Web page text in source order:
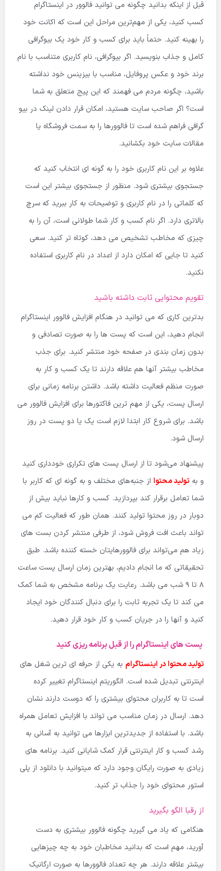
قبل از اینکه بدانید چگونه می توانید فالوور در اینستاگرام
کسب کنید، یکی از مهم‌ترین مراحل این است که اکانت خود
را بهینه کنید. حتماً باید برای کسب و کار خود یک بیوگرافی
کامل و جذاب بنویسید. اگر بیوگرافی، نام کاربری متناسب با نام
برند خود و عکس پروفایل، مناسب با بیزینس خود نداشته
باشید، چگونه مردم می فهمند که این پیج متعلق به شما
است؟ اگر صاحب سایت هستید، امکان قرار دادن لینک در بیو
گرافی فراهم شده است تا فالوورها را به سمت فروشگاه یا
مقالات سایت خود بکشانید.
علاوه بر این نام کاربری خود را به گونه ای انتخاب کنید که
جستجوی بیشتری شود. منظور از جستجوی بیشتر این است
که کلماتی را در نام کاربری و توضیحات به کار ببرید که سرچ
بالاتری دارد. اگر نام کسب و کار شما طولانی است، آن را به
چیزی که مخاطب تشخیص می دهد، کوتاه تر کنید. سعی
کنید تا جایی که امکان دارد از اعداد در نام کاربری استفاده
نکنید.
تقویم محتوایی ثابت داشته باشید
بدترین کاری که می توانید در هنگام افزایش فالوور اینستاگرام
انجام دهید، این است که پست ها را به صورت تصادفی و
بدون زمان بندی در صفحه خود منتشر کنید. برای جذب
مخاطب بیشتر آنها هم علاقه دارند تا یک کسب و کار به
صورت منظم فعالیت داشته باشد. داشتن برنامه زمانی برای
ارسال پست، یکی از مهم ترین فاکتورها برای افزایش فالوور می
باشد. برای شروع کار ابتدا لازم است یک یا دو پست در روز
ارسال شود.
پیشنهاد می‌شود تا از ارسال پست های تکراری خودداری کنید
و به تولید محتوا از جنبه‌های مختلف و به گونه ای که کاربر با
شما تعامل برقرار کند بپردازید. کسب و کارها نباید بیش از
دوبار در روز محتوا تولید کنند. همان طور که فعالیت کم می
تواند باعث افت فروش شود، از طرفی منتشر کردن بست های
زیاد هم می‌تواند برای فالوورهایتان خسته کننده باشد. طبق
تحقیقاتی که ما انجام دادیم، بهترین زمان ارسال پست ساعت
۸ تا ۹ شب می باشد. رعایت یک برنامه مشخص به شما کمک
می کند تا یک تجربه ثابت را برای دنبال کنندگان خود ایجاد
کنید و آنها را در جریان کسب و کار خود قرار دهید.
پست های اینستاگرام را از قبل برنامه ریزی کنید
تولید محتوا در اینستاگرام به یکی از حرفه ای ترین شغل های
اینترنتی تبدیل شده است. الگوریتم اینستاگرام تغییر کرده
است تا به کاربران محتوای بیشتری را که دوست دارند نشان
دهد. ارسال در زمان مناسب می تواند با افزایش تعامل همراه
باشد. با استفاده از جدیدترین ابزارها می توانید به آسانی به
رشد کسب و کار اینترنتی قرار کمک شایانی کنید. برنامه های
زیادی به صورت رایگان وجود دارد که میتوانید با دانلود از پلی
استور محتوای خود را جذاب تر کنید.
از رقبا الگو بگیرید
هنگامی که یاد می گیرید چگونه فالوور بیشتری به دست
آورید، مهم است که بدانید مخاطبان خود به چه چیزهایی
بیشتر علاقه دارند. هر چه تعداد فالوورها به صورت ارگانیک